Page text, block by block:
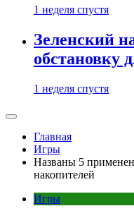
1 неделя спустя
Зеленский
обстановку
1 неделя спустя
Главная
Игры
Названы 5
накопителей
Игры